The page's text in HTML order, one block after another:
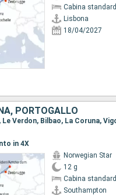
Cabina standard
Lisbona
18/04/2027
PORTOGALLO
in 4X
Norwegian Star
12 g
Cabina standard
Southampton